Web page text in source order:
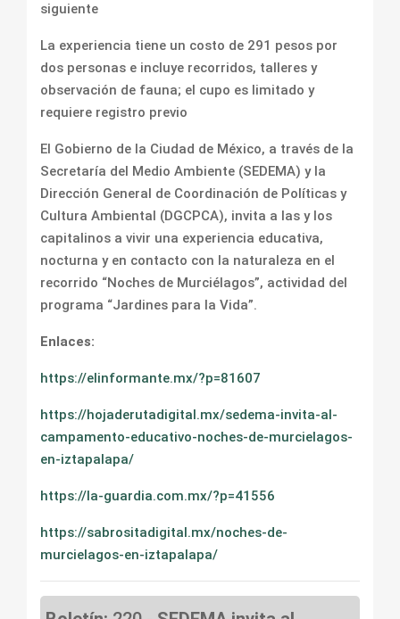
siguiente
La experiencia tiene un costo de 291 pesos por
dos personas e incluye recorridos, talleres y
observación de fauna; el cupo es limitado y
requiere registro previo
El Gobierno de la Ciudad de México, a través de la
Secretaría del Medio Ambiente (SEDEMA) y la
Dirección General de Coordinación de Políticas y
Cultura Ambiental (DGCPCA), invita a las y los
capitalinos a vivir una experiencia educativa,
nocturna y en contacto con la naturaleza en el
recorrido “Noches de Murciélagos”, actividad del
programa “Jardines para la Vida”.
Enlaces:
https://elinformante.mx/?p=81607
https://hojaderutadigital.mx/sedema-invita-al-
campamento-educativo-noches-de-murcielagos-
en-iztapalapa/
https://la-guardia.com.mx/?p=41556
https://sabrositadigital.mx/noches-de-
murcielagos-en-iztapalapa/